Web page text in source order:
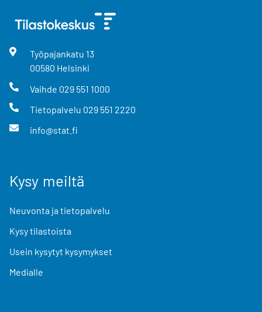
Työpajankatu 13
00580 Helsinki
Vaihde 029 551 1000
Tietopalvelu 029 551 2220
info@stat.fi
Kysy meiltä
Neuvonta ja tietopalvelu
Kysy tilastoista
Usein kysytyt kysymykset
Medialle